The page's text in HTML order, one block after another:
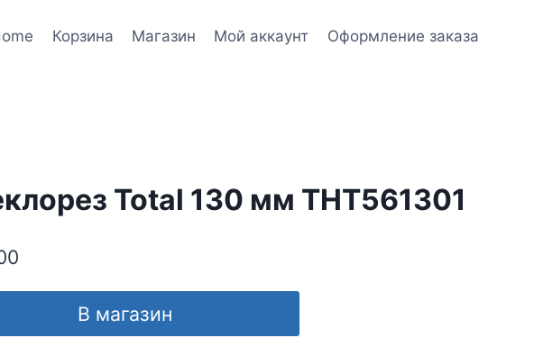
Корзина Магазин Мой аккаунт Оформление заказа
Total 130 мм THT561301
В магазин